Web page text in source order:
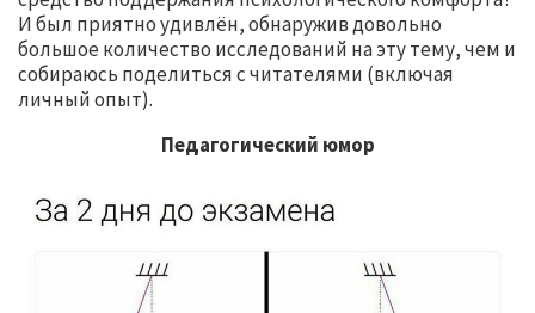
И был приятно удивлён, обнаружив довольно
большое количество исследований на эту тему, чем и
собираюсь поделиться с читателями (включая
личный опыт).
Педагогический юмор